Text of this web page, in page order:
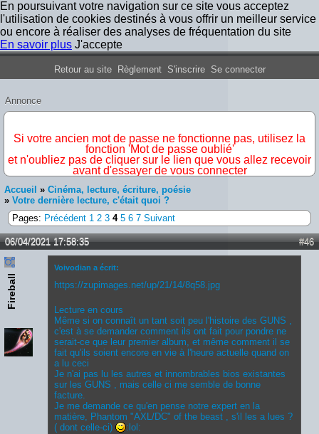
En poursuivant votre navigation sur ce site vous acceptez
l'utilisation de cookies destinés à vous offrir un meilleur service
ou encore à réaliser des analyses de fréquentation du site
En savoir plus J'accepte
Forum Iron Maiden France
Retour au site Règlement S'inscrire Se connecter
Annonce
Si votre ancien mot de passe ne fonctionne pas, utilisez la
fonction 'Mot de passe oublié'
et n'oubliez pas de cliquer sur le lien que vous allez recevoir
avant d'essayer de vous connecter
Accueil » Cinéma, lecture, écriture, poésie
» Votre dernière lecture, c'était quoi ?
Pages: Précédent 1 2 3 4 5 6 7 Suivant
#46
06/04/2021 17:58:35
Fireball
Voivodian a écrit:
https://zupimages.net/up/21/14/8q58.jpg
Lecture en cours
Même si on connaît un tant soit peu l'histoire des GUNS ,
c'est à se demander comment ils ont fait pour pondre ne
serait-ce que leur premier album, et même comment il se
fait qu'ils soient encore en vie à l'heure actuelle quand on
a lu ceci
Je n'ai pas lu les autres et innombrables bios existantes
sur les GUNS , mais celle ci me semble de bonne
facture.
Je me demande ce qu'en pense notre expert en la
matière, Phantom "AXL/DC" of the beast , s'il les a lues ?
( dont celle-ci)
:lol: